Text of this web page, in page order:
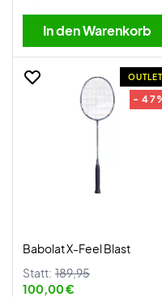
In den Warenkorb
OUTLET
-
Babolat X-Feel Blast
Statt: 189,95
100,00 €